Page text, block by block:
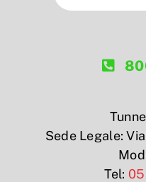
Sede Legale:
Tel: